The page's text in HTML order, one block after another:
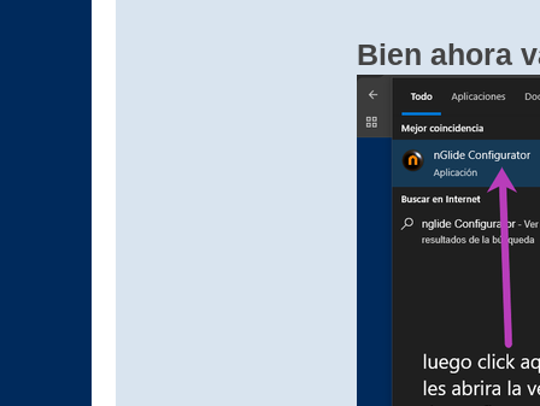
Bien ahora